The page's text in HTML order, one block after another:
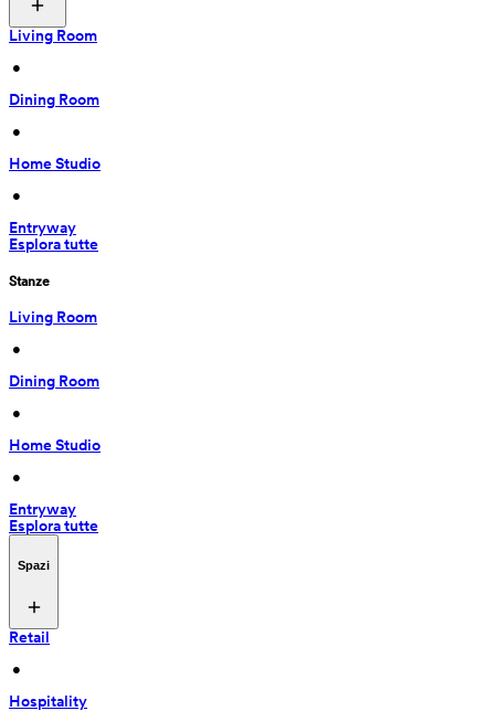
Living Room
•
Dining Room
•
Home Studio
•
Entryway
Esplora tutte
Stanze
Living Room
•
Dining Room
•
Home Studio
•
Entryway
Esplora tutte
Spazi
Retail
•
Hospitality